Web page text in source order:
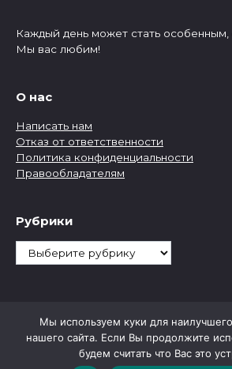
Каждый день может стать особенным,
Мы вас любим!
О нас
Написать нам
Отказ от ответственности
Политика конфиденциальности
Правообладателям
Рубрики
Рубрики
Мы используем куки для
нашего сайта. Если Вы продолжите
будем считать что Вас это